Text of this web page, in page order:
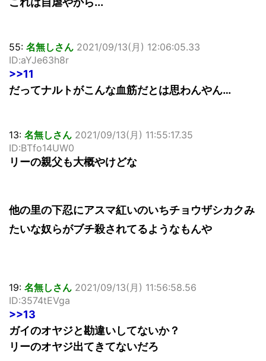
55: 名無しさん 2021/09/13(月) 12:06:05.33
ID:aYJe63h8r
>>11
だってナルトがこんな血筋だとは思わんやん…
13: 名無しさん 2021/09/13(月) 11:55:17.35
ID:BTfo14UW0
リーの親父も大概やけどな
他の里の下忍にアスマ紅いのいちチョウザシカクみ
たいな奴らがブチ殺されてるようなもんや
19: 名無しさん 2021/09/13(月) 11:56:58.56
ID:3574tEVga
>>13
ガイのオヤジと勘違いしてないか？
リーのオヤジ出てきてないだろ